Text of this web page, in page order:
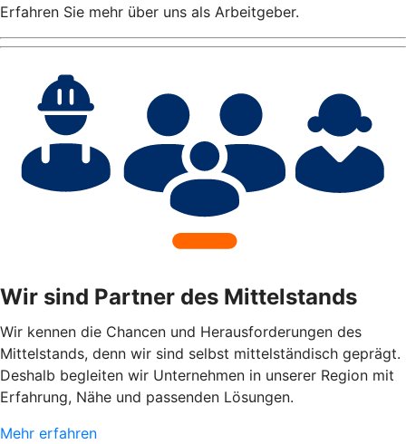
Erfahren Sie mehr über uns als Arbeitgeber.
Wir sind Partner des Mittelstands
Wir kennen die Chancen und Herausforderungen des
Mittelstands, denn wir sind selbst mittelständisch geprägt.
Deshalb begleiten wir Unternehmen in unserer Region mit
Erfahrung, Nähe und passenden Lösungen.
Mehr erfahren